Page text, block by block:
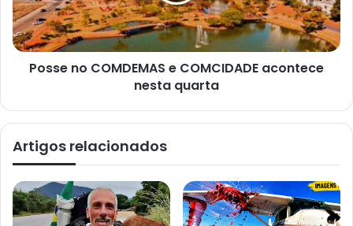
Posse no COMDEMAS e COMCIDADE acontece
nesta quarta
Artigos relacionados